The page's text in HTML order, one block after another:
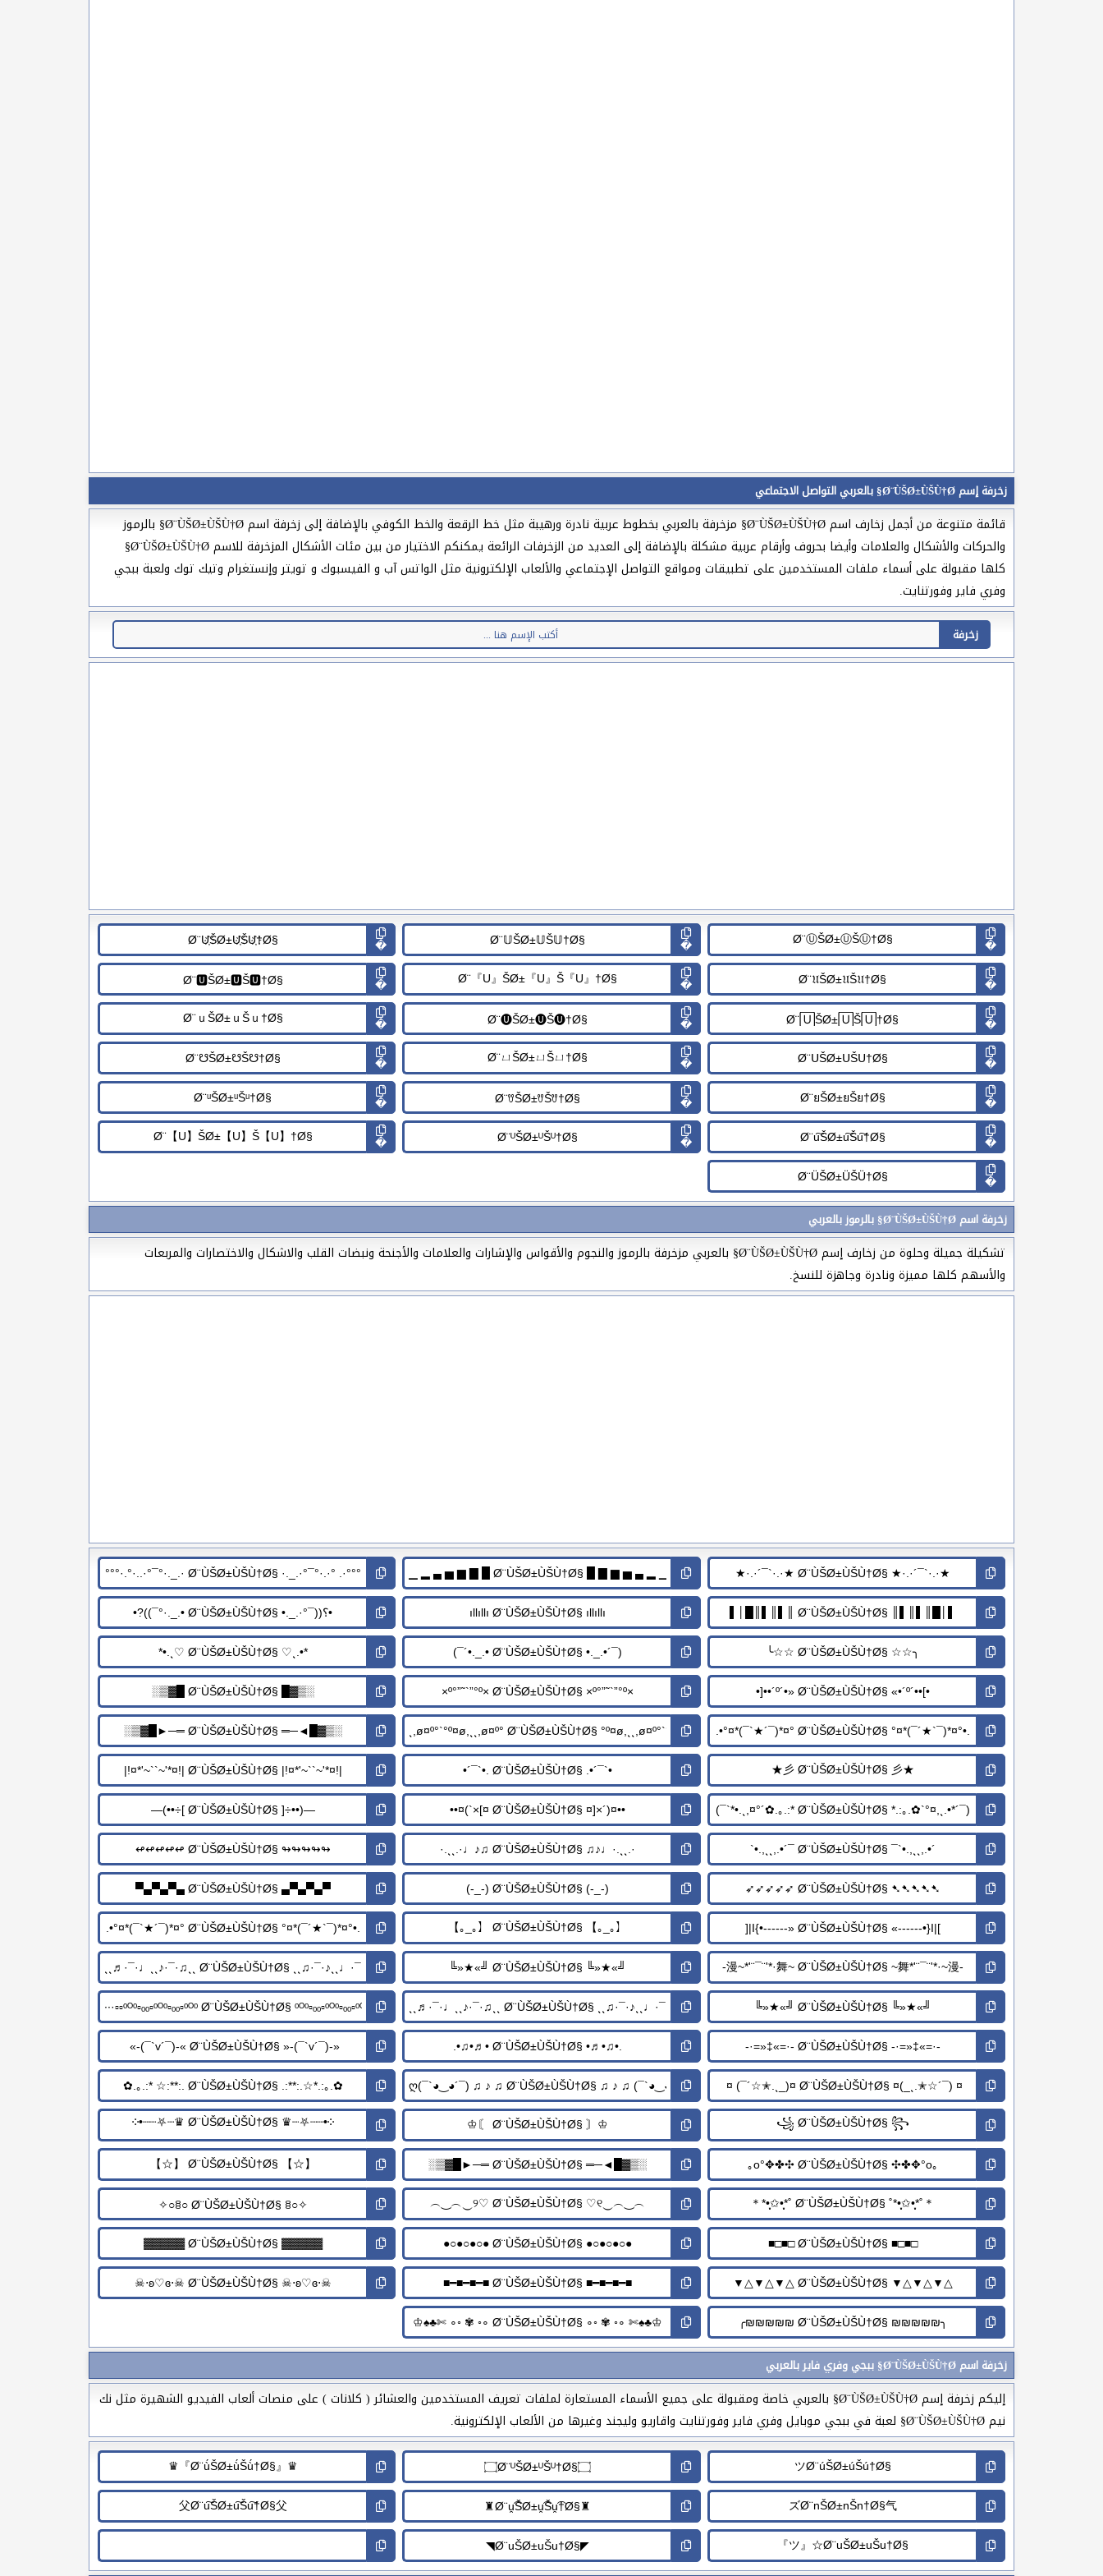
زخرفة إسم Ø¨ÙŠØ±ÙŠÙ†Ø§ بالعربي التواصل الاجتماعي
قائمة متنوعة من أجمل زخارف اسم Ø¨ÙŠØ±ÙŠÙ†Ø§ مزخرفة بالعربي بخطوط عربية نادرة ورهيبة مثل خط الرقعة والخط الكوفي بالإضافة إلى زخرفة اسم Ø¨ÙŠØ±ÙŠÙ†Ø§ بالرموز
والحركات والأشكال والعلامات وأيضا بحروف وأرقام عربية مشكلة بالإضافة إلى العديد من الزخرفات الرائعة يمكنكم الاختيار من بين مئات الأشكال المزخرفة للاسم Ø¨ÙŠØ±ÙŠÙ†Ø§
كلها مقبولة على أسماء ملفات المستخدمين على تطبيقات ومواقع التواصل الإجتماعي والألعاب الإلكترونية مثل الواتس آب و الفيسبوك و تويتر وإنستغرام وتيك توك ولعبة ببجي
وفري فاير وفورتنايت.
زخرفة
�
�
�
�
�
�
�
�
�
�
�
�
�
�
�
�
�
�
�
زخرفة اسم Ø¨ÙŠØ±ÙŠÙ†Ø§ بالرموز بالعربي
تشكيلة جميلة وحلوة من زخارف إسم Ø¨ÙŠØ±ÙŠÙ†Ø§ بالعربي مزخرفة بالرموز والنجوم والأقواس والإشارات والعلامات والأجنحة ونبضات القلب والاشكال والاختصارات والمربعات
والأسهم كلها مميزة ونادرة وجاهزة للنسخ.
زخرفة اسم Ø¨ÙŠØ±ÙŠÙ†Ø§ ببجي وفري فاير بالعربي
إليكم زخرفة إسم Ø¨ÙŠØ±ÙŠÙ†Ø§ بالعربي خاصة ومقبولة على جميع الأسماء المستعارة لملفات تعريف المستخدمين والعشائر ( كلانات ) على منصات ألعاب الفيديو الشهيرة مثل نك
نيم Ø¨ÙŠØ±ÙŠÙ†Ø§ لعبة في ببجي موبايل وفري فاير وفورتنايت واقاريو وليجند وغيرها من الألعاب الإلكترونية.